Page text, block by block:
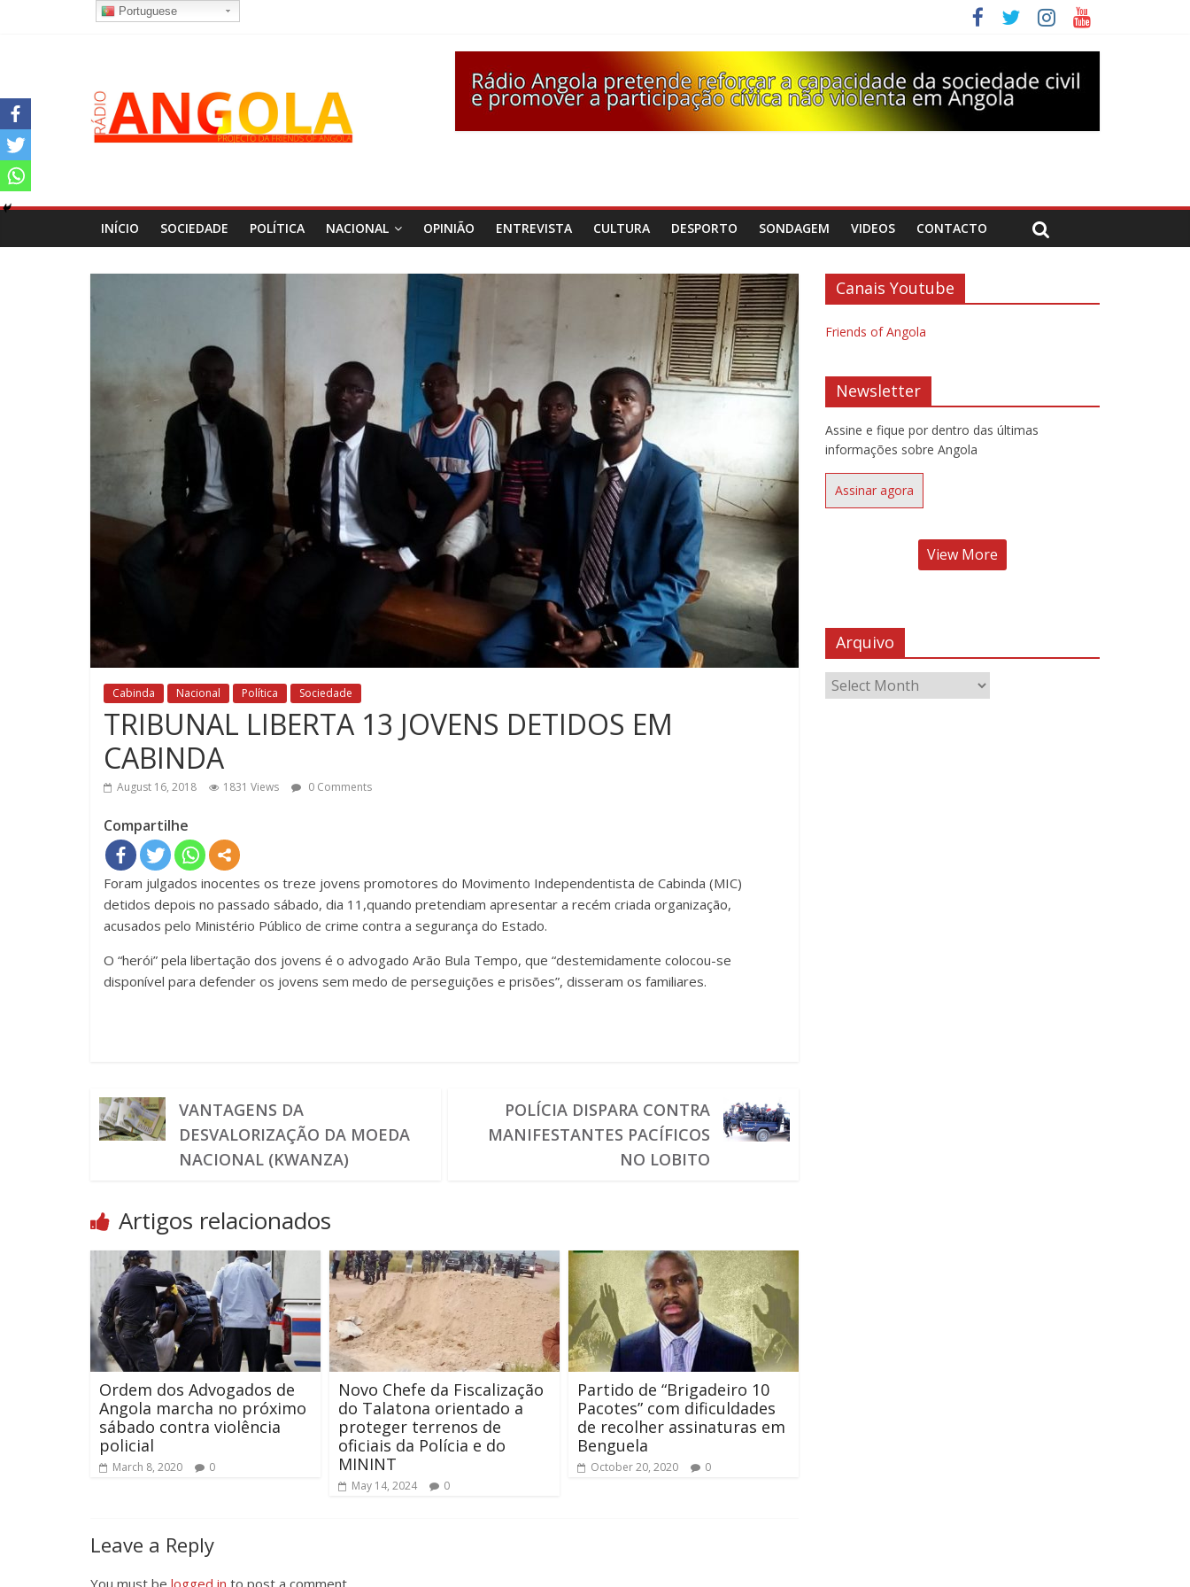
INÍCIO SOCIEDADE POLÍTICA NACIONAL OPINIÃO ENTREVISTA CULTURA DESPORTO SONDAGEM VIDEOS CONTACTO
Cabinda Nacional Política Sociedade
TRIBUNAL LIBERTA 13 JOVENS DETIDOS EM
CABINDA
August 16, 2018 1831 Views 0 Comments
Compartilhe
Foram julgados inocentes os treze jovens promotores do Movimento Independentista de Cabinda (MIC)
detidos depois no passado sábado, dia 11,quando pretendiam apresentar a recém criada organização,
acusados pelo Ministério Público de crime contra a segurança do Estado.
O “herói” pela libertação dos jovens é o advogado Arão Bula Tempo, que “destemidamente colocou-se
disponível para defender os jovens sem medo de perseguições e prisões”, disseram os familiares.
VANTAGENS DA
DESVALORIZAÇÃO DA MOEDA
NACIONAL (KWANZA)
POLÍCIA DISPARA CONTRA
MANIFESTANTES PACÍFICOS
NO LOBITO
Artigos relacionados
Ordem dos Advogados de
Angola marcha no próximo
sábado contra violência
policial
March 8, 2020 0
Novo Chefe da Fiscalização
do Talatona orientado a
proteger terrenos de
oficiais da Polícia e do
MININT
May 14, 2024 0
Partido de “Brigadeiro 10
Pacotes” com dificuldades
de recolher assinaturas em
Benguela
October 20, 2020 0
Leave a Reply
You must be logged in to post a comment.
Canais Youtube
Friends of Angola
Newsletter
Assine e fique por dentro das últimas
informações sobre Angola
Assinar agora
View More
Arquivo
Portuguese